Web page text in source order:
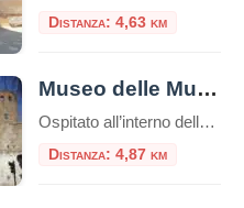
Distanza: 4,63 km
Museo delle Mura – Porta San Sebastiano
Ospitato all’interno della Porta San Sebastiano delle mura Aureliane, il Museo delle Mura è stato realizzato nel 1990 ed offre ai visitatori un itinerario didattico che ripercorre la storia delle fortificazioni della città, dall’età regia e re
Distanza: 4,87 km